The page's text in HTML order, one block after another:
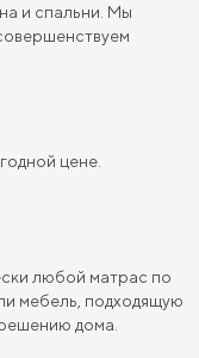
и спальни. Мы
цене.
любой матрас по
мебель, подходящую
дома.